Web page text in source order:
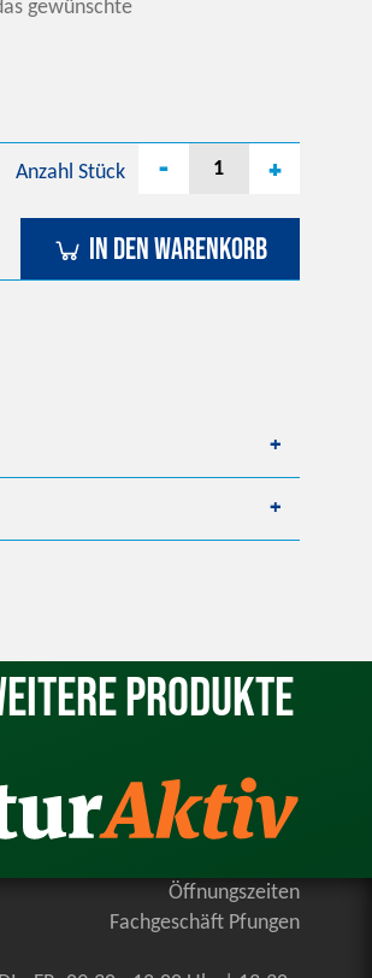
gewünschte
Anzahl Stück - +
In den Warenkorb
Produkte
Öffnungszeiten
Fachgeschäft Pfungen